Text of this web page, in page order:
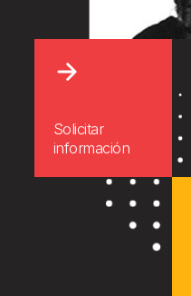
Solicitar
información